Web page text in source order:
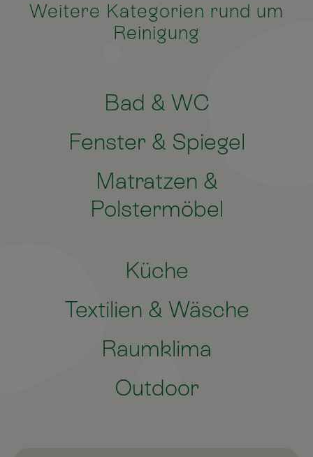
Weitere Kategorien rund um
Reinigung
Bad & WC
Fenster & Spiegel
Matratzen &
Polstermöbel
Küche
Textilien & Wäsche
Raumklima
Outdoor